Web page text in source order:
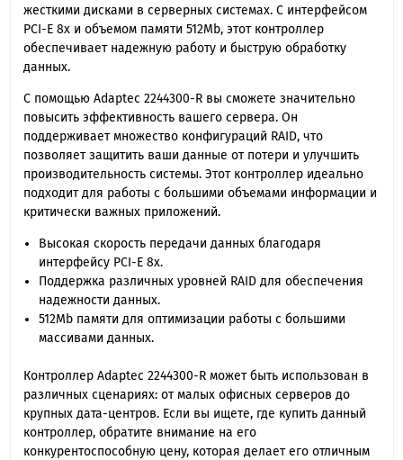
жесткими дисками в серверных системах. С интерфейсом
PCI-E 8x и объемом памяти 512Mb, этот контроллер
обеспечивает надежную работу и быструю обработку
данных.
С помощью Adaptec 2244300-R вы сможете значительно
повысить эффективность вашего сервера. Он
поддерживает множество конфигураций RAID, что
позволяет защитить ваши данные от потери и улучшить
производительность системы. Этот контроллер идеально
подходит для работы с большими объемами информации и
критически важных приложений.
Высокая скорость передачи данных благодаря
интерфейсу PCI-E 8x.
Поддержка различных уровней RAID для обеспечения
надежности данных.
512Mb памяти для оптимизации работы с большими
массивами данных.
Контроллер Adaptec 2244300-R может быть использован в
различных сценариях: от малых офисных серверов до
крупных дата-центров. Если вы ищете, где купить данный
контроллер, обратите внимание на его
конкурентоспособную цену, которая делает его отличным